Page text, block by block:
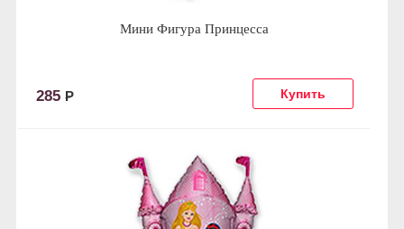
Мини Фигура Принцесса
285 Р